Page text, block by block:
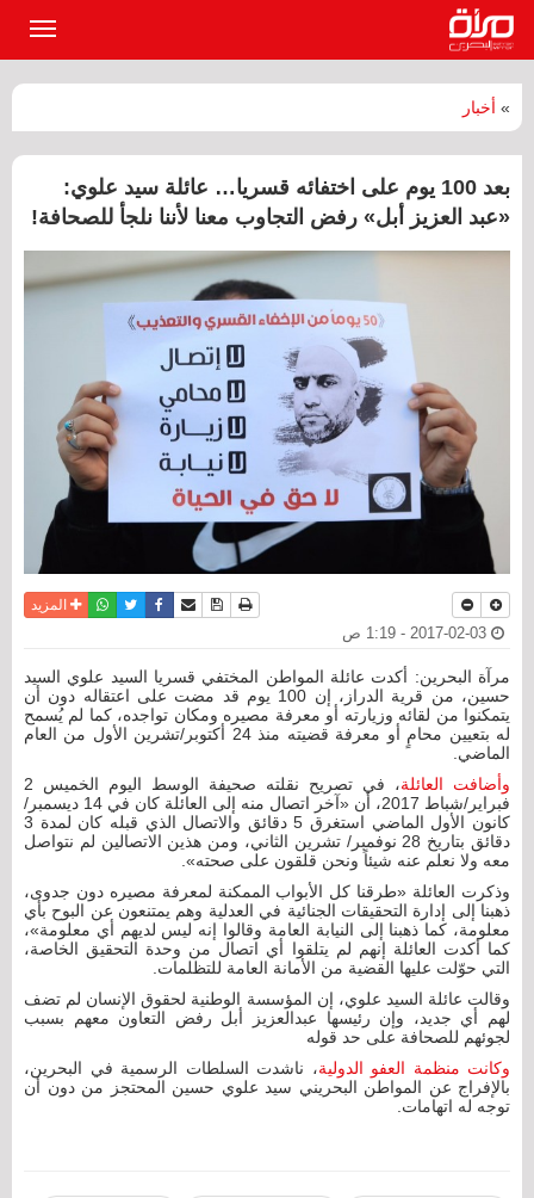
» أخبار
بعد 100 يوم على اختفائه قسريا… عائلة سيد علوي:
«عبد العزيز أبل» رفض التجاوب معنا لأننا نلجأ للصحافة!
نسخة للطباعة
حفظ الموضوع
أرسل الى صديق
فيسبوكتويترواتسابالمزيد
مرآة البحرين: أكدت عائلة المواطن المختفي قسريا السيد علوي السيد
حسين، من قرية الدراز، إن 100 يوم قد مضت على اعتقاله دون أن
يتمكنوا من لقائه وزيارته أو معرفة مصيره ومكان تواجده، كما لم يُسمح
له بتعيين محامٍ أو معرفة قضيته منذ 24 أكتوبر/تشرين الأول من العام
الماضي.
وأضافت العائلة
، في تصريح نقلته صحيفة الوسط اليوم الخميس 2
فبراير/شباط 2017، أن «آخر اتصال منه إلى العائلة كان في 14 ديسمبر/
كانون الأول الماضي استغرق 5 دقائق والاتصال الذي قبله كان لمدة 3
دقائق بتاريخ 28 نوفمبر/ تشرين الثاني، ومن هذين الاتصالين لم نتواصل
معه ولا نعلم عنه شيئاً ونحن قلقون على صحته».
وذكرت العائلة «طرقنا كل الأبواب الممكنة لمعرفة مصيره دون جدوى،
ذهبنا إلى إدارة التحقيقات الجنائية في العدلية وهم يمتنعون عن البوح بأي
معلومة، كما ذهبنا إلى النيابة العامة وقالوا إنه ليس لديهم أي معلومة»،
كما أكدت العائلة إنهم لم يتلقوا أي اتصال من وحدة التحقيق الخاصة،
التي حوّلت عليها القضية من الأمانة العامة للتظلمات.
وقالت عائلة السيد علوي، إن المؤسسة الوطنية لحقوق الإنسان لم تضف
لهم أي جديد، وإن رئيسها عبدالعزيز أبل رفض التعاون معهم بسبب
لجوئهم للصحافة على حد قوله
وكانت منظمة العفو الدولية، ناشدت السلطات الرسمية في البحرين،
بالإفراج عن المواطن البحريني سيد علوي حسين المحتجز من دون أن
توجه له اتهامات.